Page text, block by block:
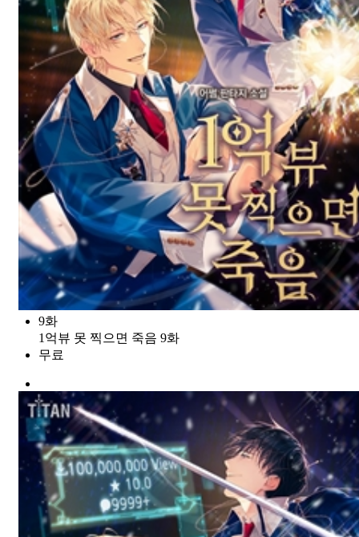
9화
1억뷰 못 찍으면 죽음 9화
무료